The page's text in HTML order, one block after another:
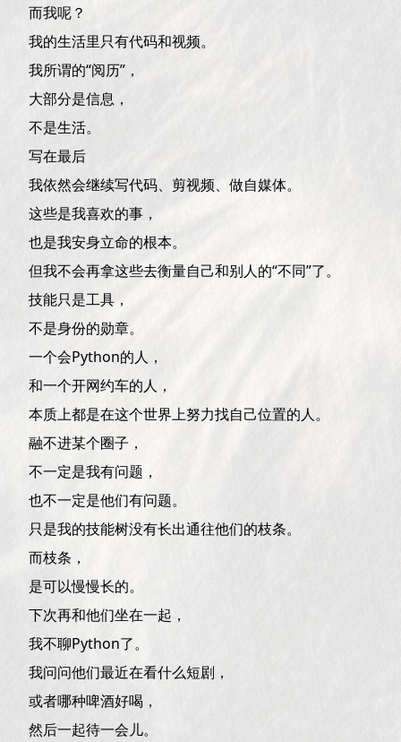
而我呢？
我的生活里只有代码和视频。
我所谓的“阅历”，
大部分是信息，
不是生活。
写在最后
我依然会继续写代码、剪视频、做自媒体。
这些是我喜欢的事，
也是我安身立命的根本。
但我不会再拿这些去衡量自己和别人的“不同”了。
技能只是工具，
不是身份的勋章。
一个会Python的人，
和一个开网约车的人，
本质上都是在这个世界上努力找自己位置的人。
融不进某个圈子，
不一定是我有问题，
也不一定是他们有问题。
只是我的技能树没有长出通往他们的枝条。
而枝条，
是可以慢慢长的。
下次再和他们坐在一起，
我不聊Python了。
我问问他们最近在看什么短剧，
或者哪种啤酒好喝，
然后一起待一会儿。